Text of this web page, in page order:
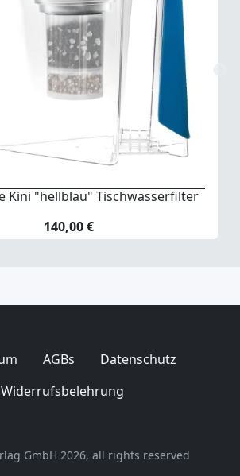
Kini "hellblau" Tischwasserfilter
140,00 €
AGBs
Datenschutz
Widerrufsbelehrung
GmbH 2026, all rights reserved